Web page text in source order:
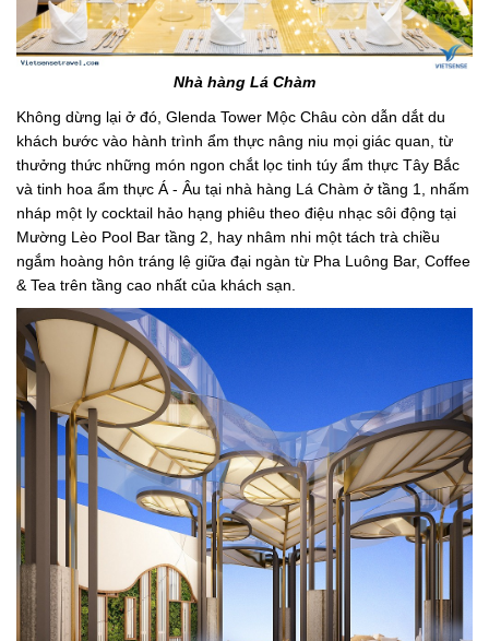
Nhà hàng Lá Chàm
Không dừng lại ở đó, Glenda Tower Mộc Châu còn dẫn dắt du
khách bước vào hành trình ẩm thực nâng niu mọi giác quan, từ
thưởng thức những món ngon chắt lọc tinh túy ẩm thực Tây Bắc
và tinh hoa ẩm thực Á - Âu tại nhà hàng Lá Chàm ở tầng 1, nhấm
nháp một ly cocktail hảo hạng phiêu theo điệu nhạc sôi động tại
Mường Lèo Pool Bar tầng 2, hay nhâm nhi một tách trà chiều
ngắm hoàng hôn tráng lệ giữa đại ngàn từ Pha Luông Bar, Coffee
& Tea trên tầng cao nhất của khách sạn.